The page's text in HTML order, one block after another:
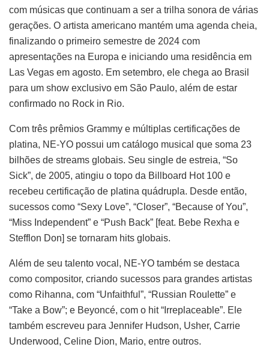
com músicas que continuam a ser a trilha sonora de várias
gerações. O artista americano mantém uma agenda cheia,
finalizando o primeiro semestre de 2024 com
apresentações na Europa e iniciando uma residência em
Las Vegas em agosto. Em setembro, ele chega ao Brasil
para um show exclusivo em São Paulo, além de estar
confirmado no Rock in Rio.
Com três prêmios Grammy e múltiplas certificações de
platina, NE-YO possui um catálogo musical que soma 23
bilhões de streams globais. Seu single de estreia, “So
Sick”, de 2005, atingiu o topo da Billboard Hot 100 e
recebeu certificação de platina quádrupla. Desde então,
sucessos como “Sexy Love”, “Closer”, “Because of You”,
“Miss Independent” e “Push Back” [feat. Bebe Rexha e
Stefflon Don] se tornaram hits globais.
Além de seu talento vocal, NE-YO também se destaca
como compositor, criando sucessos para grandes artistas
como Rihanna, com “Unfaithful”, “Russian Roulette” e
“Take a Bow”; e Beyoncé, com o hit “Irreplaceable”. Ele
também escreveu para Jennifer Hudson, Usher, Carrie
Underwood, Celine Dion, Mario, entre outros.